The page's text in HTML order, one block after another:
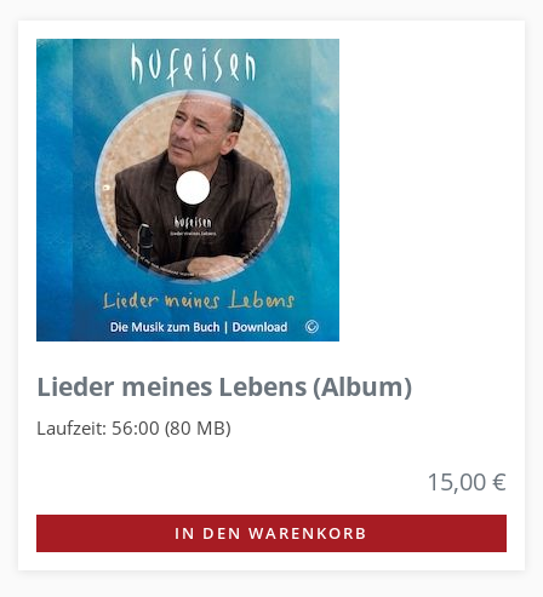
Lieder meines Lebens (Album)
Laufzeit: 56:00 (80 MB)
15,00 €
IN DEN WARENKORB